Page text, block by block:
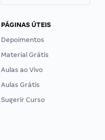
PÁGINAS ÚTEIS
Depoimentos
Material Grátis
Aulas ao Vivo
Aulas Grátis
Sugerir Curso